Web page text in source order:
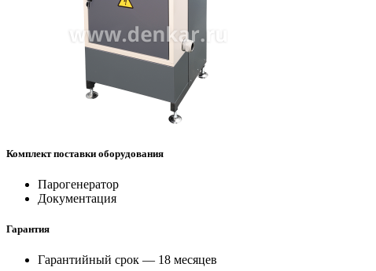
Комплект поставки оборудования
Парогенератор
Документация
Гарантия
Гарантийный срок — 18 месяцев